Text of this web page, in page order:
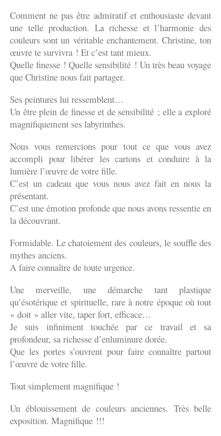
Comment ne pas être admiratif et enthousiaste devant
une telle production. La richesse et l’harmonie des
couleurs sont un véritable enchantement. Christine, ton
œuvre te survivra ! Et c’est tant mieux.
Quelle finesse ! Quelle sensibilité ! Un très beau voyage
que Christine nous fait partager.
Ses peintures lui ressemblent…
Un être plein de finesse et de sensibilité ; elle a exploré
magnifiquement ses labyrinthes.
Nous vous remercions pour tout ce que vous avez
accompli pour libérer les cartons et conduire à la
lumière l’œuvre de votre fille.
C’est un cadeau que vous nous avez fait en nous la
présentant.
C’est une émotion profonde que nous avons ressentie en
la découvrant.
Formidable. Le chatoiement des couleurs, le souffle des
mythes anciens.
A faire connaître de toute urgence.
Une merveille, une démarche tant plastique
qu’ésotérique et spirituelle, rare à notre époque où tout
« doit » aller vite, taper fort, efficace…
Je suis infiniment touchée par ce travail et sa
profondeur, sa richesse d’enluminure dorée.
Que les portes s’ouvrent pour faire connaître partout
l’œuvre de votre fille.
Tout simplement magnifique !
Un éblouissement de couleurs anciennes. Très belle
exposition. Magnifique !!!